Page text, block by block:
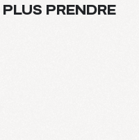
PRENDRE